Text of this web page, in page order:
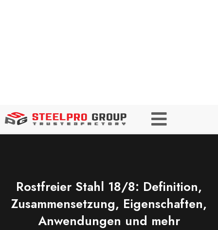
Rostfreier Stahl 18/8: Definition,
Zusammensetzung, Eigenschaften,
Anwendungen und mehr